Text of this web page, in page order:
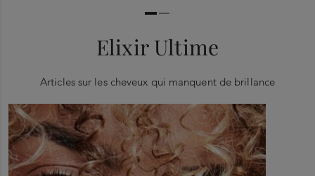
Elixir Ultime
Articles sur les cheveux qui manquent de brillance